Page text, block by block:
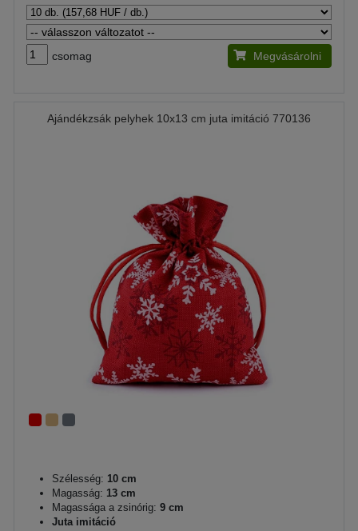
csomag Megvásárolni
Ajándékzsák pelyhek 10x13 cm juta imitáció 770136
Szélesség: 10 cm
Magasság: 13 cm
Magassága a zsinórig: 9 cm
Juta imitáció